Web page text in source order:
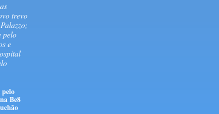
trevo
pelo
e
Be8